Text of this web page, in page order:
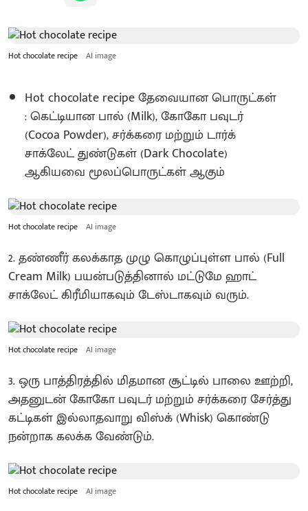
Hot chocolate recipe AI image
Hot chocolate recipe தேவையான பொருட்கள்
: கெட்டியான பால் (Milk), கோகோ பவுடர்
(Cocoa Powder), சர்க்கரை மற்றும் டார்க்
சாக்லேட் துண்டுகள் (Dark Chocolate)
ஆகியவை மூலப்பொருட்கள் ஆகும்
Hot chocolate recipe AI image
2. தண்ணீர் கலக்காத முழு கொழுப்புள்ள பால் (Full
Cream Milk) பயன்படுத்தினால் மட்டுமே ஹாட்
சாக்லேட் கிரீமியாகவும் டேஸ்டாகவும் வரும்.
Hot chocolate recipe AI image
3. ஒரு பாத்திரத்தில் மிதமான சூட்டில் பாலை ஊற்றி,
அதனுடன் கோகோ பவுடர் மற்றும் சர்க்கரை சேர்த்து
கட்டிகள் இல்லாதவாறு விஸ்க் (Whisk) கொண்டு
நன்றாக கலக்க வேண்டும்.
Hot chocolate recipe AI image